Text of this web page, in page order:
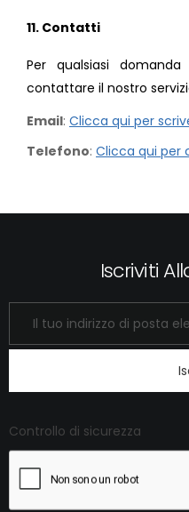
11. Contatti
Per qualsiasi
contattare il nostro
Email: Clicca qui per
Telefono: Clicca qui per
Iscriviti
Controllo di sicurezza